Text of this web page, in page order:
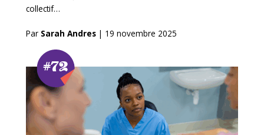
collectif…
Par Sarah Andres | 19 novembre 2025
#72